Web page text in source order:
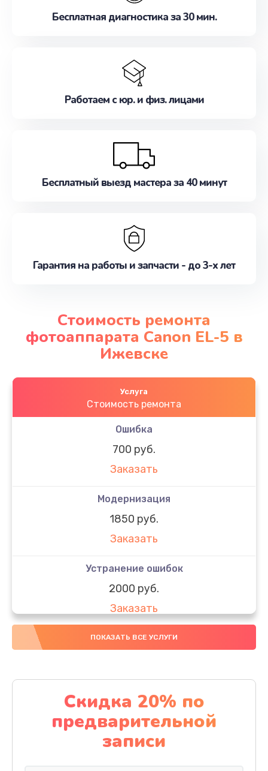
Бесплатная диагностика за 30 мин.
Работаем с юр. и физ. лицами
Бесплатный выезд мастера за 40 минут
Гарантия на работы и запчасти - до 3-х лет
Стоимость ремонта
фотоаппарата Canon EL-5 в
Ижевске
Услуга
Стоимость ремонта
Ошибка
700 руб.
Заказать
Модернизация
1850 руб.
Заказать
Устранение ошибок
2000 руб.
Заказать
Ремонт после залития
Заказать
Ремонт электроплаты
1320 руб.
Заказать
ПОКАЗАТЬ ВСЕ УСЛУГИ
Скидка 20% по
предварительной
записи